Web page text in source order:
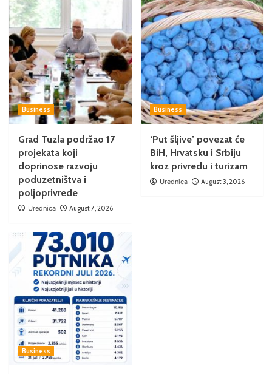
Business
Grad Tuzla podržao 17
projekata koji
doprinose razvoju
poduzetništva i
poljoprivrede
Urednica August 7, 2026
Business
‘Put šljive’ povezat će
BiH, Hrvatsku i Srbiju
kroz privredu i turizam
Urednica August 3, 2026
Business